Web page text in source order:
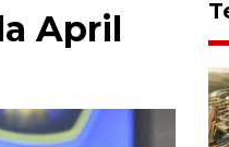
April